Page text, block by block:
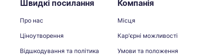
Швидкі посилання
Про нас
Ціноутворення
Відшкодування та політика
Компанія
Місця
Кар'єрні можливості
Умови та положення